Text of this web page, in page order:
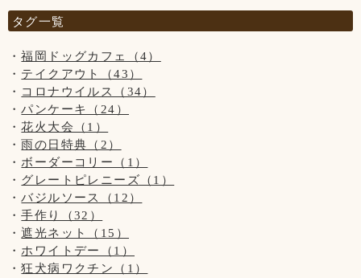
タグ一覧
福岡ドッグカフェ（4）
テイクアウト（43）
コロナウイルス（34）
パンケーキ（24）
花火大会（1）
雨の日特典（2）
ボーダーコリー（1）
グレートピレニーズ（1）
バジルソース（12）
手作り（32）
遮光ネット（15）
ホワイトデー（1）
狂犬病ワクチン（1）